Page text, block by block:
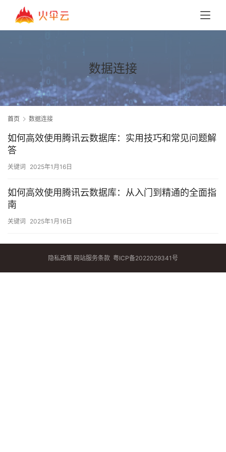
数据连接
首页 数据连接
如何高效使用腾讯云数据库：实用技巧和常见问题解
答
关键词 2025年1月16日
如何高效使用腾讯云数据库：从入门到精通的全面指
南
关键词 2025年1月16日
隐私政策 网站服务条款 粤ICP备2022029341号